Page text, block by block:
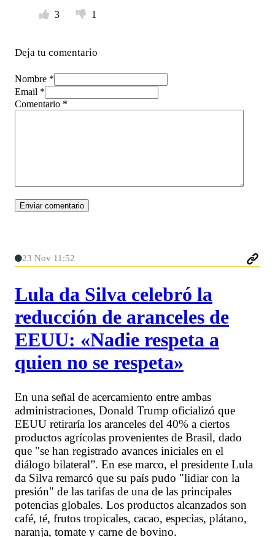
3
1
Deja tu comentario
Nombre *
Email *
Comentario *
23 Nov 11:52
Lula da Silva celebró la
reducción de aranceles de
EEUU: «Nadie respeta a
quien no se respeta»
En una señal de acercamiento entre ambas
administraciones, Donald Trump oficializó que
EEUU retiraría los aranceles del 40% a ciertos
productos agrícolas provenientes de Brasil, dado
que "se han registrado avances iniciales en el
diálogo bilateral”. En ese marco, el presidente Lula
da Silva remarcó que su país pudo "lidiar con la
presión" de las tarifas de una de las principales
potencias globales. Los productos alcanzados son
café, té, frutos tropicales, cacao, especias, plátano,
naranja, tomate y carne de bovino.